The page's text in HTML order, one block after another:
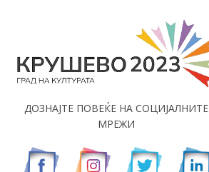
ДОЗНАЈТЕ ПОВЕЌЕ НА СОЦИЈАЛНИТЕ
МРЕЖИ